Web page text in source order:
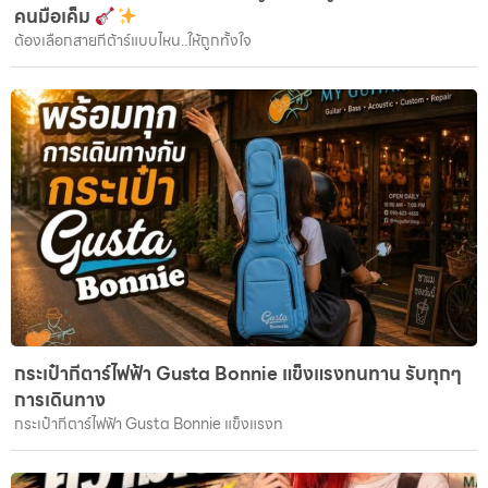
คนมือเค็ม
ต้องเลือกสายกีต้าร์แบบไหน..ให้ถูกทั้งใจ
กระเป๋ากีตาร์ไฟฟ้า Gusta Bonnie แข็งแรงทนทาน รับทุกๆ
การเดินทาง
กระเป๋ากีตาร์ไฟฟ้า Gusta Bonnie แข็งแรงท